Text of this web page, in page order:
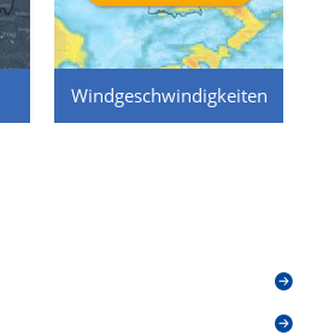
Windgeschwindigkeiten